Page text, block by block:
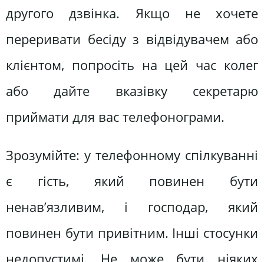
другого дзвінка. Якщо не хочете
переривати бесіду з відвідувачем або
клієнтом, попросіть на цей час колег
або дайте вказівку секретарю
приймати для вас телефонограми.
Зрозумійте: у телефонному спілкуванні
є гість, який повинен бути
ненав’язливим, і господар, який
повинен бути привітним. Інші стосунки